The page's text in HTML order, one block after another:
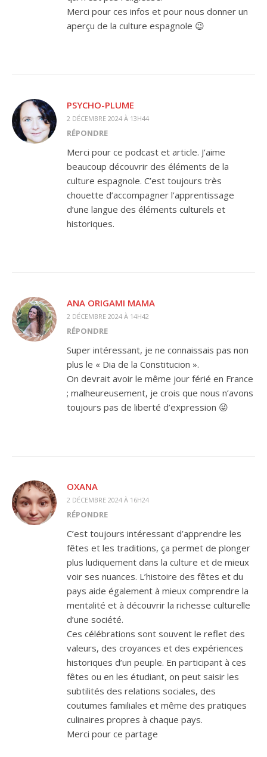
Merci pour ces infos et pour nous donner un
aperçu de la culture espagnole 😉
PSYCHO-PLUME
2 DÉCEMBRE 2024 À 13H44
RÉPONDRE
Merci pour ce podcast et article. J’aime
beaucoup découvrir des éléments de la
culture espagnole. C’est toujours très
chouette d’accompagner l’apprentissage
d’une langue des éléments culturels et
historiques.
ANA ORIGAMI MAMA
2 DÉCEMBRE 2024 À 14H42
RÉPONDRE
Super intéressant, je ne connaissais pas non
plus le « Dia de la Constitucion ».
On devrait avoir le même jour férié en France
; malheureusement, je crois que nous n’avons
toujours pas de liberté d’expression 😜
OXANA
2 DÉCEMBRE 2024 À 16H24
RÉPONDRE
C’est toujours intéressant d’apprendre les
fêtes et les traditions, ça permet de plonger
plus ludiquement dans la culture et de mieux
voir ses nuances. L’histoire des fêtes et du
pays aide également à mieux comprendre la
mentalité et à découvrir la richesse culturelle
d’une société.
Ces célébrations sont souvent le reflet des
valeurs, des croyances et des expériences
historiques d’un peuple. En participant à ces
fêtes ou en les étudiant, on peut saisir les
subtilités des relations sociales, des
coutumes familiales et même des pratiques
culinaires propres à chaque pays.
Merci pour ce partage